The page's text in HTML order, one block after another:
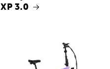
XP 3.0